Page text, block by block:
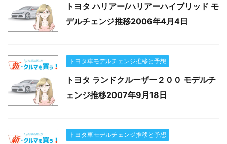
トヨタ ハリアー/ハリアーハイブリッド モ
デルチェンジ推移2006年4月4日
トヨタ車モデルチェンジ推移と予想
トヨタ ランドクルーザー２００ モデルチ
ェンジ推移2007年9月18日
トヨタ車モデルチェンジ推移と予想